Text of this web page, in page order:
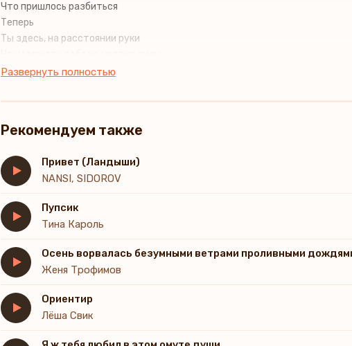
Что пришлось разбиться
Теперь
Ты здесь, на расстоянии руки
И тихо с губ последнее «Прости»
Я уплываю, и время несётся
Я тону в твоём омуте
Без адреса
А я всё жду
Развернуть полностью
Рекомендуем также
Привет (Ландыши)
NANSI, SIDOROV
Пупсик
Тина Кароль
Осень ворвалась безумными ветрами проливными
Женя Трофимов
Ориентир
Лёша Свик